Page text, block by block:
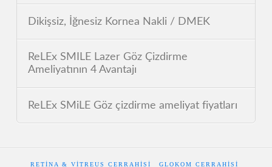
Dikişsiz, İğnesiz Kornea Nakli / DMEK
ReLEx SMILE Lazer Göz Çizdirme
Ameliyatının 4 Avantajı
ReLEx SMiLE Göz çizdirme ameliyat fiyatları
RETINA & VITREUS CERRAHISI GLOKOM CERRAHISI